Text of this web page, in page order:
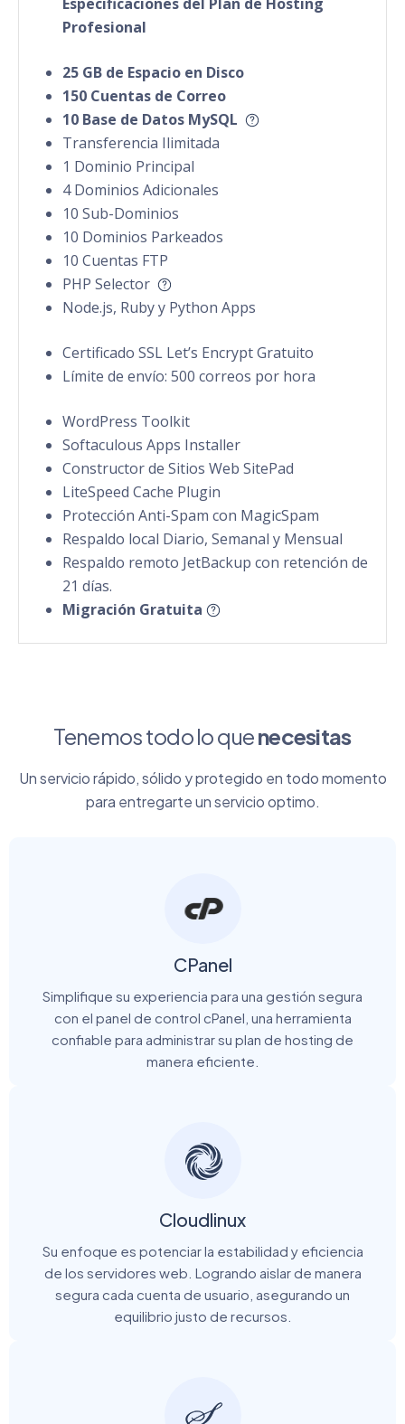
Profesional
25 GB de Espacio en Disco
150 Cuentas de Correo
10 Base de Datos MySQL
Transferencia Ilimitada
1 Dominio Principal
4 Dominios Adicionales
10 Sub-Dominios
10 Dominios Parkeados
10 Cuentas FTP
PHP Selector
Node.js, Ruby y Python Apps
Certificado SSL Let’s Encrypt Gratuito
Límite de envío: 500 correos por hora
WordPress Toolkit
Softaculous Apps Installer
Constructor de Sitios Web SitePad
LiteSpeed Cache Plugin
Protección Anti-Spam con MagicSpam
Respaldo local Diario, Semanal y Mensual
Respaldo remoto JetBackup con retención de
21 días.
Migración Gratuita
Tenemos todo lo quenecesitas
Un servicio rápido, sólido y protegido en todo momento
para entregarte un servicio optimo.
CPanel
Simplifique su experiencia para una gestión segura
con el panel de control cPanel, una herramienta
confiable para administrar su plan de hosting de
manera eficiente.
Cloudlinux
Su enfoque es potenciar la estabilidad y eficiencia
de los servidores web. Logrando aislar de manera
segura cada cuenta de usuario, asegurando un
equilibrio justo de recursos.